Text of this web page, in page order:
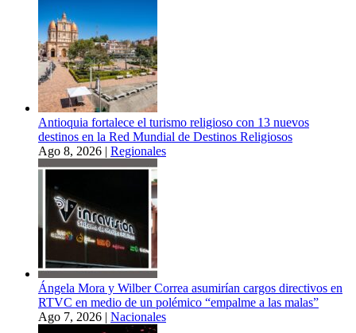
Antioquia fortalece el turismo religioso con 13 nuevos
destinos en la Red Mundial de Destinos Religiosos
Ago 8, 2026 | Regionales
Ángela Mora y Wilber Correa asumirían cargos directivos en
RTVC en medio de un polémico “empalme a las malas”
Ago 7, 2026 | Nacionales